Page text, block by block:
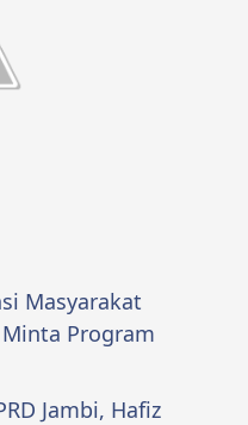
Masyarakat
Program
Jambi, Hafiz